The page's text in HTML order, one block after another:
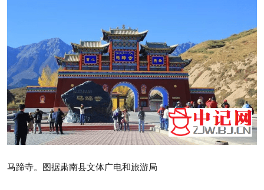
马蹄寺。图据肃南县文体广电和旅游局